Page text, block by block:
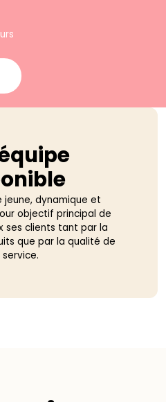
jeune, dynamique et
objectif principal de
ses clients tant par la
que par la qualité de
service.